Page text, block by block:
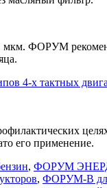
мкм. ФОРУМ
4-х тактных
его применение.
, ФОРУМ
, ФОРУМ-В для